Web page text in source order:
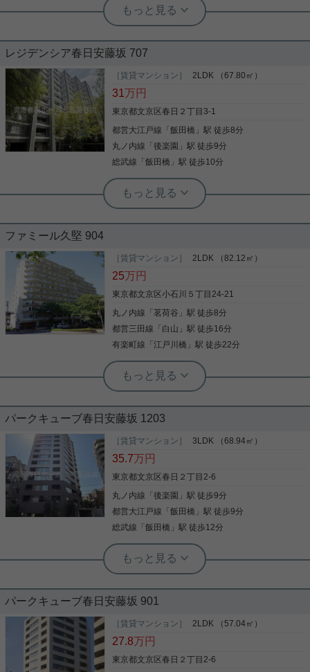
でみた時のことを想像しながら進めていくことが大
事です。より良い住まいをご提供致します。
実用春日ホーム 本店 砂子-
ユニットバス デザイナーズ ネット使用
料不要 クロゼット カップル向け
2023年2月築、RC造 15階建て 全44戸(賃貸戸数43
戸)の分譲マンションです。 東京メトロ南北線/丸ノ
内線 ・後楽園駅より徒歩11分です。 都営三田線/大
内線・茗荷谷駅より徒歩12分です。 インターネット
使用料無料、ペット飼育可能♪ 東京ドームシティ徒
歩圏内！ 是非お問い合わせください！
実用春日ホーム 千石店 会田将弘
☆インターネット無料☆ペット飼育可
アを中心に賃貸・売買物件から事業用物件まで多数
取り揃えております。他社の掲載物件もまとめてご
写真(9)
詳細を見る
レジデンシア春日安藤坂 707
［賃貸マンション］ 2LDK （67.80㎡）
31万円
東京都文京区春日２丁目3-1
都営大江戸線 「飯田橋 」駅 徒歩8分
丸ノ内線 「後楽園 」駅 徒歩9分
総武線 「飯田橋 」駅 徒歩10分
実用春日ホーム 茗荷谷店 堀田枝里
分譲賃貸マンション☆高層階、
ンスは巻石通り側に面しており、 周辺は落ち着いた
環境です☆ 飯田橋駅や後楽園駅、春日駅の利用がで
き、 電車のアクセスも良いエリアです！ キッチンが
L字キッチンで調理スペース広々☆ リビングには床
期借家契約3年（再契約相談可能）です。 お気軽に
お問い合わせくださいませ！ ★お電話でのご相談も
お気軽にどうぞ★ 実用春日ホーム株式会社 茗荷谷
店 TEL：03-6902-5021
写真(9)
詳細を見る
ファミール久堅 904
［賃貸マンション］ 2LDK （82.12㎡）
25万円
東京都文京区小石川５丁目24-21
丸ノ内線 「茗荷谷 」駅 徒歩8分
都営三田線 「 白山 」駅 徒歩16分
有楽町線 「江戸川橋 」駅 徒歩22分
実用春日ホーム 茗荷谷店 堀田枝里
【窪町小学区】播磨坂沿いの分譲マン
をご紹介です☆ 文京区で人気の窪町小学区！ 桜並木
で有名な播磨坂沿いの物件です☆ 春は桜を上から眺
めることができます！ LDKが約21帖と広々した空間
で、 バルコニー側には圧迫感のある建物もなく、 開
不可。 お気軽にお問い合わせくださいませ！ ★お電
話でのご相談もお気軽にどうぞ★ 実用春日ホーム株
式会社 茗荷谷店 TEL：03-6902-5021
写真(9)
詳細を見る
パークキューブ春日安藤坂 1203
［賃貸マンション］ 3LDK （68.94㎡）
35.7万円
東京都文京区春日２丁目2-6
丸ノ内線 「後楽園 」駅 徒歩9分
都営大江戸線 「飯田橋 」駅 徒歩9分
総武線 「飯田橋 」駅 徒歩12分
実用春日ホーム 茗荷谷店 堀田枝里
3LDKファミリータイプ！眺望、日当
をご紹介です！ リビングは南向きで陽当たり◎！ 角
部屋、2面採光です！ 眺望も抜けて見えるお部屋！
3口ガスコンロにグリル付き、浴室乾燥機に追焚機
能と、 室内設備も充実した物件です！ ペットの飼育
パークキューブ春日安藤坂 901
［賃貸マンション］ 2LDK （57.04㎡）
27.8万円
東京都文京区春日２丁目2-6